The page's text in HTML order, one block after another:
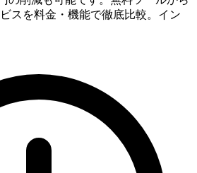
スを料金・機能で徹底比較。イン